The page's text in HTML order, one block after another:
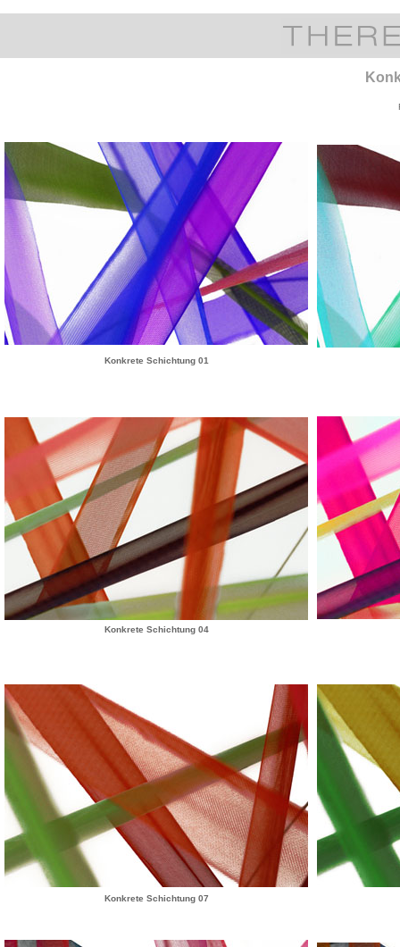
Konkrete Schichtung 01
Konkrete Schichtung 04
Konkrete Schichtung 07